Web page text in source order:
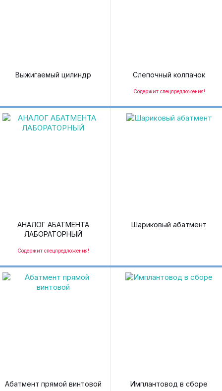
Выжигаемый цилиндр Слепочный колпачок
Содержит спецпредложения!
АНАЛОГ АБАТМЕНТА
ЛАБОРАТОРНЫЙ
Содержит спецпредложения!
Шариковый абатмент
Абатмент прямой винтовой Имплантовод в сборе